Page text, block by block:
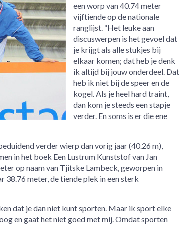
een worp van 40.74 meter
vijftiende op de nationale
ranglijst. “Het leuke aan
discuswerpen is het gevoel dat
je krijgt als alle stukjes bij
elkaar komen; dat heb je denk
ik altijd bij jouw onderdeel. Dat
heb ik niet bij de speer en de
kogel. Als je heel hard traint,
dan kom je steeds een stapje
verder. En soms is er die ene
verder wierp dan vorig jaar (40.26 m),
in het boek Een Lustrum Kunststof van Jan
op naam van Tjitske Lambeck, geworpen in
38.76 meter, de tiende plek in een sterk
dat je dan niet kunt sporten. Maar ik sport elke
en gaat het niet goed met mij. Omdat sporten